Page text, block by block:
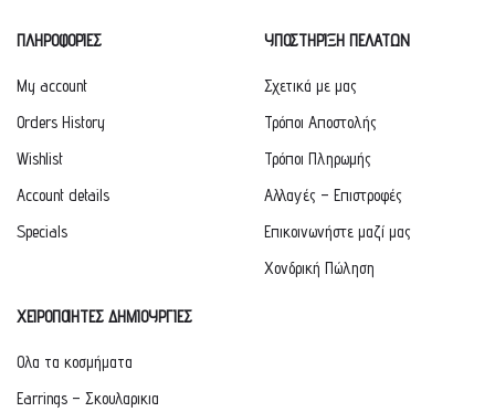
ΠΛΗΡΟΦΟΡΙΕΣ
My account
Orders History
Wishlist
Account details
Specials
ΥΠΟΣΤΗΡΙΞΗ ΠΕΛΑΤΩΝ
Σχετικά με μας
Τρόποι Αποστολής
Τρόποι Πληρωμής
Αλλαγές – Επιστροφές
Επικοινωνήστε μαζί μας
Χονδρική Πώληση
ΧΕΙΡΟΠΟΙΗΤΕΣ ΔΗΜΙΟΥΡΓΙΕΣ
Ολα τα κοσμήματα
Earrings – Σκουλαρικια